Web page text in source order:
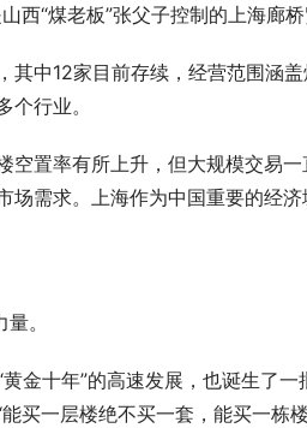
“煤老板”张父子控制的上海廊桥
中12家目前存续，经营范围涵
行业。
置率有所上升，但大规模交易
场需求。上海作为中国重要的经
。
金十年”的高速发展，也诞生了
买一层楼绝不买一套，能买一栋楼